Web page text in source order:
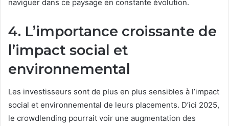
naviguer dans ce paysage en constante évolution.
4. L’importance croissante de
l’impact social et
environnemental
Les investisseurs sont de plus en plus sensibles à l’impact
social et environnemental de leurs placements. D’ici 2025,
le crowdlending pourrait voir une augmentation des